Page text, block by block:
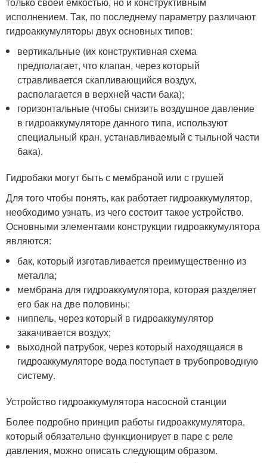
исполнением. Так, по последнему параметру различают
гидроаккумуляторы двух основных типов:
вертикальные (их конструктивная схема
предполагает, что клапан, через который
стравливается скапливающийся воздух,
располагается в верхней части бака);
горизонтальные (чтобы снизить воздушное давление
в гидроаккумуляторе данного типа, используют
специальный кран, устанавливаемый с тыльной части
бака).
Гидробаки могут быть с мембраной или с грушей
Для того чтобы понять, как работает гидроаккумулятор,
необходимо узнать, из чего состоит такое устройство.
Основными элементами конструкции гидроаккумулятора
являются:
бак, который изготавливается преимущественно из
металла;
мембрана для гидроаккумулятора, которая разделяет
его бак на две половины;
ниппель, через который в гидроаккумулятор
закачивается воздух;
выходной патрубок, через который находящаяся в
гидроаккумуляторе вода поступает в трубопроводную
систему.
Устройство гидроаккумулятора насосной станции
Более подробно принцип работы гидроаккумулятора,
который обязательно функционирует в паре с реле
давления, можно описать следующим образом.